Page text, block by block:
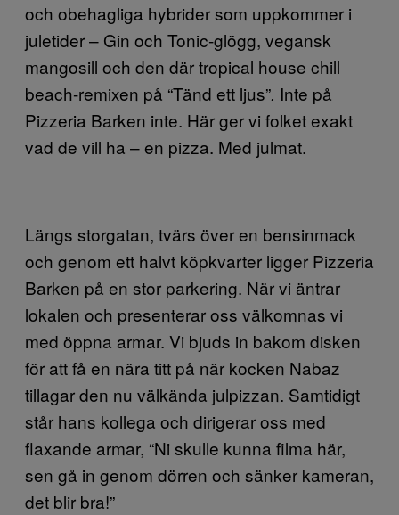
och obehagliga hybrider som uppkommer i
juletider – Gin och Tonic-glögg, vegansk
mangosill och den där tropical house chill
beach-remixen på “Tänd ett ljus”. Inte på
Pizzeria Barken inte. Här ger vi folket exakt
vad de vill ha – en pizza. Med julmat.
Längs storgatan, tvärs över en bensinmack
och genom ett halvt köpkvarter ligger Pizzeria
Barken på en stor parkering. När vi äntrar
lokalen och presenterar oss välkomnas vi
med öppna armar. Vi bjuds in bakom disken
för att få en nära titt på när kocken Nabaz
tillagar den nu välkända julpizzan. Samtidigt
står hans kollega och dirigerar oss med
flaxande armar, “Ni skulle kunna filma här,
sen gå in genom dörren och sänker kameran,
det blir bra!”